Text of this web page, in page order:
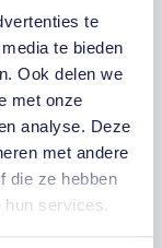
te
te bieden
Ook delen we
met onze
analyse. Deze
met andere
die ze hebben
services.
acties,
je op elk